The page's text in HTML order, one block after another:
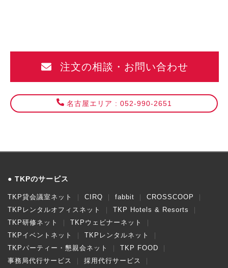
注文の相談・お問い合わせ
名古屋エリア : 052-990-2651
TKPのサービス
TKP貸会議室ネット CIRQ fabbit
CROSSCOOP
TKPレンタルオフィスネット
TKP Hotels & Resorts
TKP研修ネット
TKPウェビナーネット
TKPイベントネット
TKPレンタルネット
TKPパーティー・懇親会ネット
TKP FOOD
事務局代行サービス
採用代行サービス